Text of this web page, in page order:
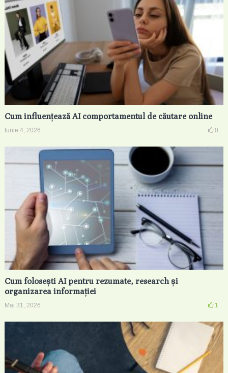
Cum influențează AI comportamentul de căutare online
Iunie 4, 2026 0
Cum folosești AI pentru rezumate, research și
organizarea informației
Mai 31, 2026 1